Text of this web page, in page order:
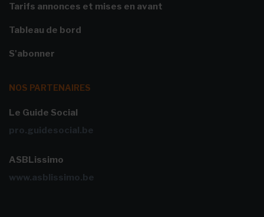
Tarifs annonces et mises en avant
Tableau de bord
S'abonner
NOS PARTENAIRES
Le Guide Social
pro.guidesocial.be
ASBLissimo
www.asblissimo.be